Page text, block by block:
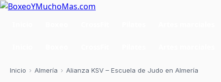
Inicio › Almería › Alianza KSV – Escuela de Judo en Almería